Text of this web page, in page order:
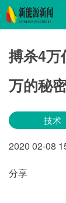
搏杀4万
万的秘
技术
2020 02-08
分享